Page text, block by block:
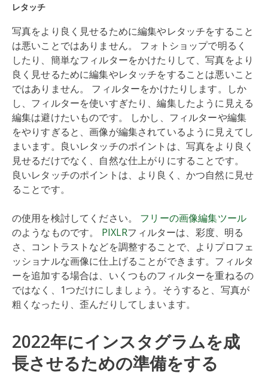
レタッチ
写真をより良く見せるために編集やレタッチをすること
は悪いことではありません。 フォトショップで明るく
したり、簡単なフィルターをかけたりして、写真をより
良く見せるために編集やレタッチをすることは悪いこと
ではありません。 フィルターをかけたりします。しか
し、フィルターを使いすぎたり、編集したように見える
編集は避けたいものです。 しかし、フィルターや編集
をやりすぎると、画像が編集されているように見えてし
まいます。良いレタッチのポイントは、写真をより良く
見せるだけでなく、自然な仕上がりにすることです。
良いレタッチのポイントは、より良く、かつ自然に見せ
ることです。
の使用を検討してください。 フリーの画像編集ツール
のようなものです。 PIXLRフィルターは、彩度、明る
さ、コントラストなどを調整することで、よりプロフェ
ッショナルな画像に仕上げることができます。フィルタ
ーを追加する場合は、いくつものフィルターを重ねるの
ではなく、1つだけにしましょう。そうすると、写真が
粗くなったり、歪んだりしてしまいます。
2022年にインスタグラムを成
長させるための準備をする